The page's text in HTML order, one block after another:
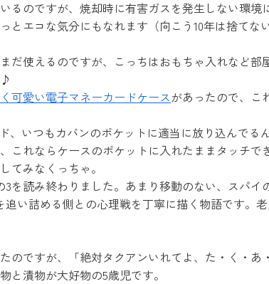
るのですが、焼却時に有害ガスを発生しない環境
とエコな気分にもなれます（向こう10年は捨てな
だ使えるのですが、こっちはおもちゃ入れなど部
可愛い電子マネーカードケースがあったので、こ
、いつもカバンのポケットに適当に放り込んでる
これならケースのポケットに入れたままタッチで
てみなくっちゃ。
3を読み終わりました。あまり移動のない、スパイ
追い詰める側との心理戦を丁寧に描く物語です。
のですが、「絶対タクアンいれてよ、た・く・あ
と漬物が大好物の5歳児です。